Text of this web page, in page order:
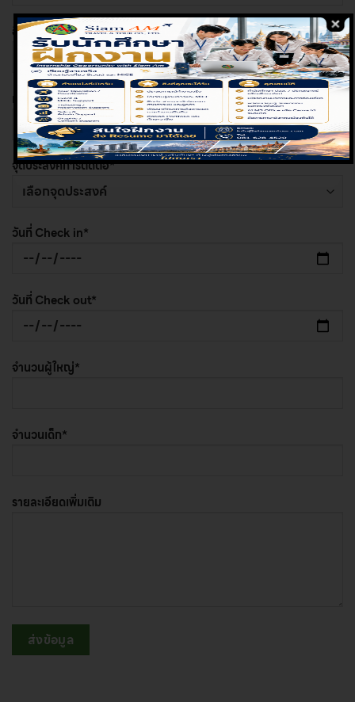
อีเมล*
เบอร์โทรศัพท์*
จุดประสงค์การติดต่อ*
วันที่ Check in*
วันที่ Check out*
จำนวนผู้ใหญ่*
จำนวนเด็ก*
รายละเอียดเพิ่มเติม